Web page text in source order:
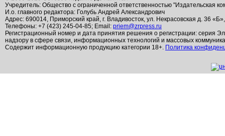
Учредитель: Общество с ограниченной ответственностью "Издательская
И.о. главного редактора: Голубь Андрей Александрович
Адрес: 690014, Приморский край, г. Владивосток, ул. Некрасовская д. 36
Телефоны: +7 (423) 245-04-85; Email: priem@zrpress.ru
Регистрационный номер и дата принятия решения о регистрации: серия
надзору в сфере связи, информационных технологий и массовых
Содержит информационную продукцию категории 18+. Политика